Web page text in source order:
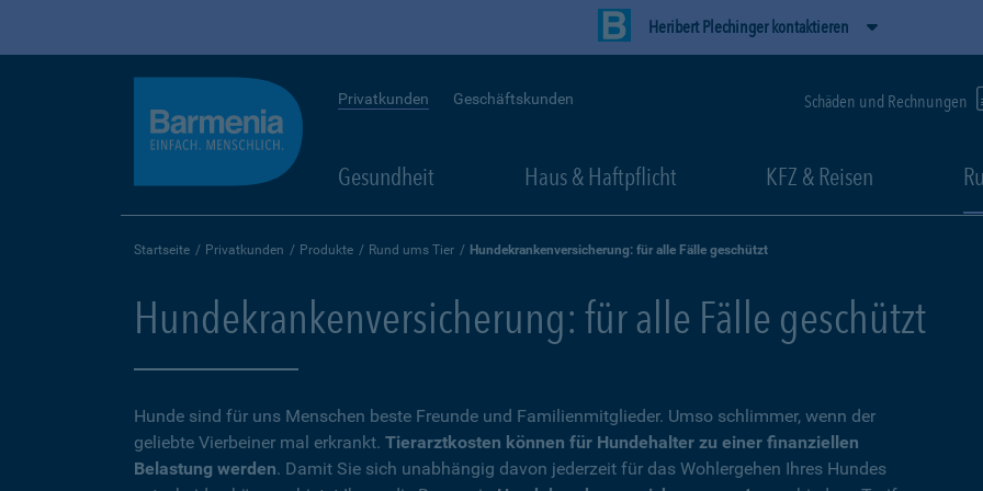
Heribert Plechinger kontaktieren
Privatkunden Geschäftskunden Schäden und Rechnungen
Gesundheit Haus & Haftpflicht KFZ & Reisen
Startseite Privatkunden Produkte Rund ums Tier Hundekrankenversicherung: für alle Fälle geschützt
Hundekrankenversicherung: für alle Fälle geschützt
Hunde sind für uns Menschen beste Freunde und Familienmitglieder. Umso schlimmer, wenn der
geliebte Vierbeiner mal erkrankt. Tierarztkosten können für Hundehalter zu einer finanziellen
Belastung werden. Damit Sie sich unabhängig davon jederzeit für das Wohlergehen Ihres Hundes